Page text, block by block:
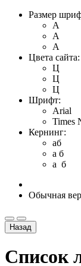
Размер
A
A
A
Цвета сайта:
Ц
Ц
Ц
Шрифт:
Arial
Times
Кернинг:
aб
a б
a б
Обычная
Назад
Список